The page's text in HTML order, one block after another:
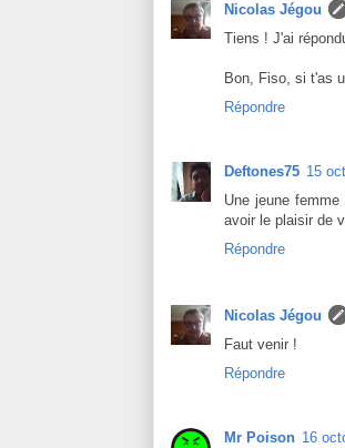
Nicolas Jégou
Tiens ! J'ai
Bon, Fiso, si t'as
Répondre
Deftones75 15
Une jeune
avoir le plaisir de
Répondre
Nicolas Jégou
Faut venir !
Répondre
Mr Poison 16